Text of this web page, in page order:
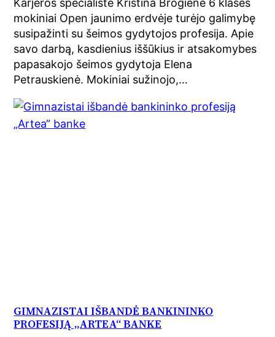
Karjeros specialistė Kristina Brogienė 6 klasės
mokiniai Open jaunimo erdvėje turėjo galimybę
susipažinti su šeimos gydytojos profesija. Apie
savo darbą, kasdienius iššūkius ir atsakomybes
papasakojo šeimos gydytoja Elena
Petrauskienė. Mokiniai sužinojo,…
GIMNAZISTAI IŠBANDĖ BANKININKO
PROFESIJĄ „ARTEA“ BANKE